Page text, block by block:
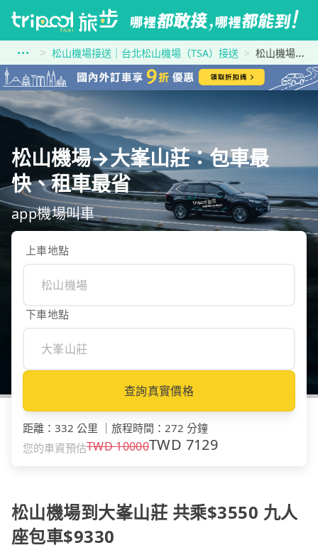
松山機場接送｜台北松山機場（TSA）接送 松山機場到大峯山莊
松山機場→大峯山莊：包車最
快、租車最省
app機場叫車
上車地點
下車地點
查詢真實價格
距離 ： 332 公里 旅程時間 ： 272 分鐘
您的車資預估TWD10000TWD 7129
松山機場到大峯山莊 共乘$3550 九人
座包車$9330